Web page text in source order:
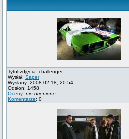
Tytuł zdjęcia: challenger
Wysłał: Saper
Wysłany: 2008-02-18, 20:54
Odsłon: 1458
Oceny: nie ocenione
Komentarze: 0